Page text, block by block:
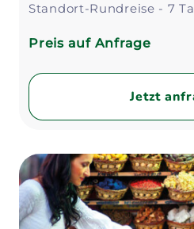
Standort-Rundreise - 7
Preis auf Anfrage
Jetzt